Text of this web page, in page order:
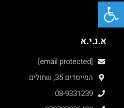
א.נ.י.א
[email protected]
המייסדים 35, שתולים
08-9331239
פתח סרגל נגישות